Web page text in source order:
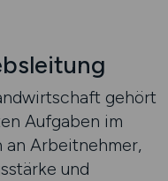
gehört
Aufgaben im
Arbeitnehmer,
und